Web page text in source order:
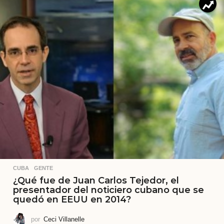
CUBA ,GENTE
¿Qué fue de Juan Carlos Tejedor, el
presentador del noticiero cubano que se
quedó en EEUU en 2014?
por Ceci Villanelle